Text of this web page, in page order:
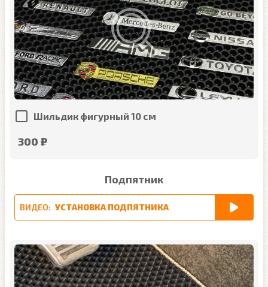
Шильдик фигурный 10 см
300 ₽
Подпятник
ВИДЕО: УСТАНОВКА ПОДПЯТНИКА